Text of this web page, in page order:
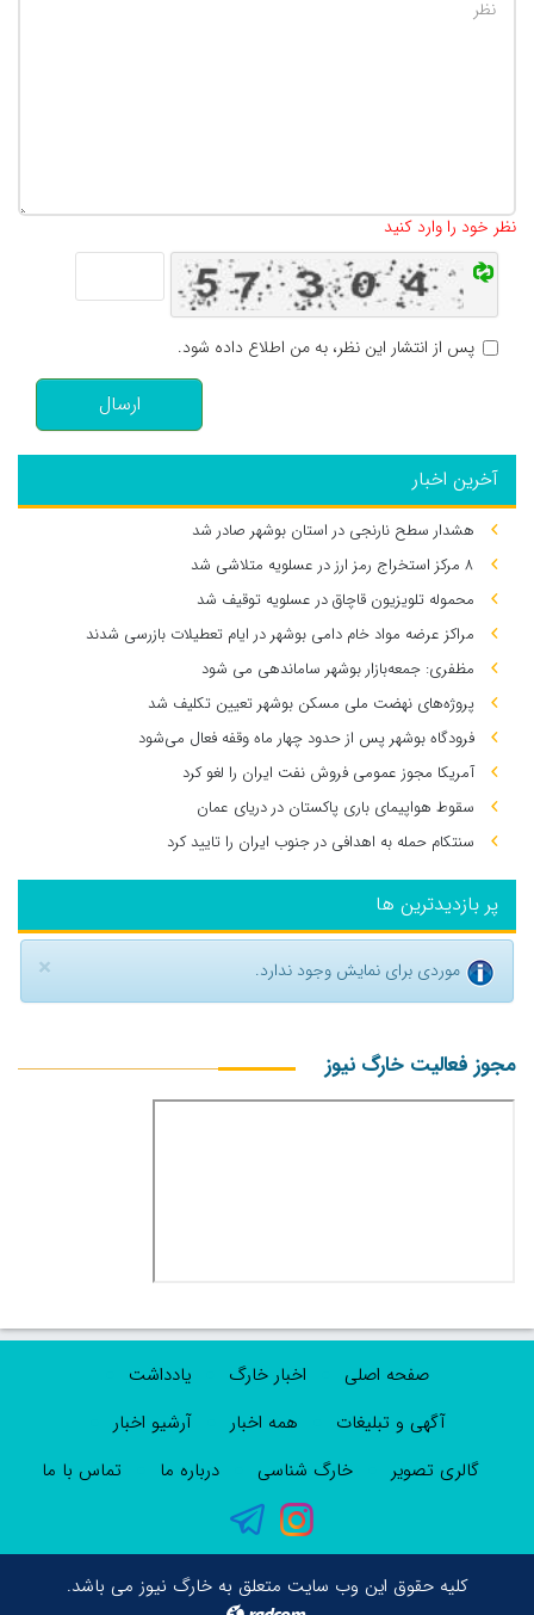
نظر خود را وارد کنید
پس از انتشار این نظر، به من اطلاع داده شود.
ارسال
آخرین اخبار
هشدار سطح نارنجی در استان بوشهر صادر شد
۸ مرکز استخراج رمز ارز در عسلویه متلاشی شد
محموله تلویزیون قاچاق در عسلویه توقیف شد
مراکز عرضه مواد خام دامی بوشهر در ایام تعطیلات بازرسی شدند
مظفری: جمعه‌بازار بوشهر ساماندهی می‌ شود
پروژه‌های نهضت ملی مسکن بوشهر تعیین تکلیف شد
فرودگاه بوشهر پس از حدود چهار ماه وقفه فعال می‌شود
آمریکا مجوز عمومی فروش نفت ایران را لغو کرد
سقوط هواپیمای باری پاکستان در دریای عمان
سنتکام حمله به اهدافی در جنوب ایران را تایید کرد
پر بازدیدترین ها
× موردی برای نمایش وجود ندارد.
مجوز فعالیت خارگ نیوز
صفحه اصلی اخبار خارگ
یادداشت
آگهی و تبلیغات
همه اخبار
آرشیو اخبار
گالری تصویر
خارگ شناسی درباره ما تماس با ما
کلیه حقوق این وب سایت متعلق به خارگ نیوز می باشد.